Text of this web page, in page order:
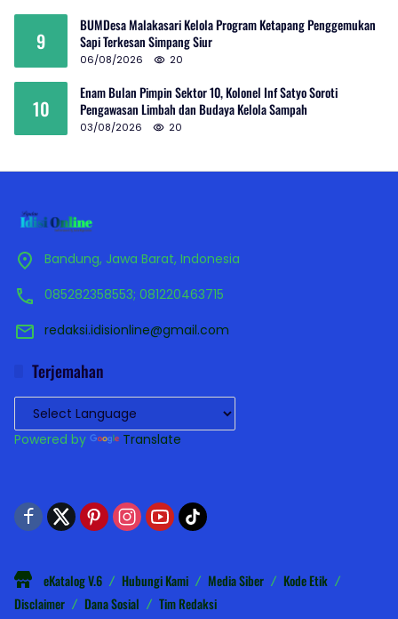
9
BUMDesa Malakasari Kelola Program Ketapang Penggemukan
Sapi Terkesan Simpang Siur
06/08/2026 20
10
Enam Bulan Pimpin Sektor 10, Kolonel Inf Satyo Soroti
Pengawasan Limbah dan Budaya Kelola Sampah
03/08/2026 20
Bandung, Jawa Barat, Indonesia
085282358553; 081220463715
redaksi.idisionline@gmail.com
Terjemahan
Powered by Translate
eKatalog V.6 Hubungi Kami Media Siber
Kode Etik
Disclaimer
Dana Sosial Tim Redaksi